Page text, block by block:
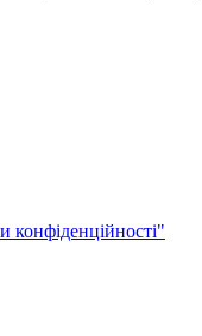
конфіденційності"